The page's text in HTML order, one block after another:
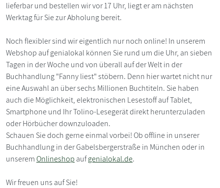
lieferbar und bestellen wir vor 17 Uhr, liegt er am nächsten
Werktag für Sie zur Abholung bereit.
Noch flexibler sind wir eigentlich nur noch online! In unserem
Webshop auf genialokal können Sie rund um die Uhr, an sieben
Tagen in der Woche und von überall auf der Welt in der
Buchhandlung "Fanny liest" stöbern. Denn hier wartet nicht nur
eine Auswahl an über sechs Millionen Buchtiteln. Sie haben
auch die Möglichkeit, elektronischen Lesestoff auf Tablet,
Smartphone und Ihr Tolino-Lesegerät direkt herunterzuladen
oder Hörbücher downzuloaden.
Schauen Sie doch gerne einmal vorbei! Ob offline in unserer
Buchhandlung in der Gabelsbergerstraße in München oder in
unseremOnlineshop aufgenialokal.de.
Wir freuen uns auf Sie!